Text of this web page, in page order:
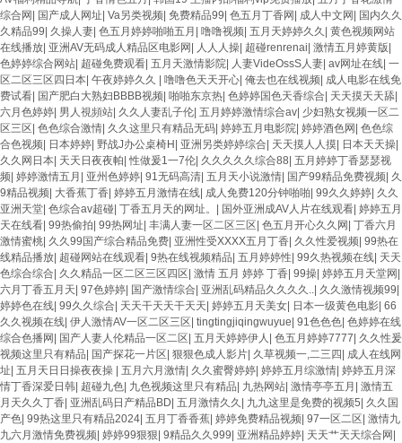
综合网| 国产成人网址| Va另类视频| 免费精品99| 色五月丁香网| 成人中文网| 国内久久
久精品99| 久操人妻| 色五月婷婷啪啪五月 | 噜噜视频| 五月天婷婷久久 | 黄色视频网站
在线播放| 亚洲AV无码成人精品区电影网| 人人人操| 超碰renrenai| 激情五月婷黄版|
色婷婷综合网站| 超碰免费观看| 五月天激情影院| 人妻VideOssS人妻| av网址在线| 一
区二区三区四日本| 午夜婷婷久久 | 噜噜色天天开心| 俺去也在线视频| 成人电影在线免
费试看| 国产肥白大熟妇BBBB视频| 啪啪东京热| 色婷婷国色天香综合| 天天摸天天舔|
六月色婷婷| 男人視頻站| 久久人妻乱子伦| 五月婷婷激情综合av| 少妇熟女视频一区二
区三区| 色色综合激情| 久久这里只有精品无码| 婷婷五月电影院| 婷婷酒色网| 色色综
合色视频| 日本婷婷| 野战J办公桌椅H| 亚洲另类婷婷综合| 天天摸人人摸| 日本天天操|
久久网日本| 天天日夜夜帕|性做爰1一7伦| 久久久久久综合88| 五月婷婷丁香瑟瑟视
频| 婷婷激情五月 | 亚州色婷婷| 91无码高清| 五月天小说激情| 国产99精品免费视频| 久
9精品视频| 大香蕉丁香| 婷婷五月激情在线| 成人免费120分钟啪啪| 99久久婷婷| 久久
亚洲天堂| 色综合av超碰| 丁香五月天的网址。 | 国外亚洲成AV人片在线观看| 婷婷五月
天在线看| 99热偷拍| 99热网址| 丰满人妻一区二区三区| 色五月开心久久网| 丁香六月
激情蜜桃| 久久99国产综合精品免费| 亚洲性受XXXX五月丁香| 久久性爱视频| 99热在
线精品播放| 超碰网站在线观看| 9热在线视频精品| 五月婷婷性| 99久热视频在线| 天天
色综合综合| 久久精品一区二区三区四区| 激情 五月 婷婷 丁香| 99操| 婷婷五月天堂网|
六月丁香五月天| 97色婷婷| 国产激情综合| 亚洲乱码精品久久久久.. | 久久激情视频99|
婷婷色在线| 99久久综合| 天天干天天干天天| 婷婷五月天美女| 日本一级黄色电影| 66
久久视频在线| 伊人激情AV一区二区三区| tingtingjiqingwuyue| 91色色色| 色婷婷在线
综合色播网| 国产人妻人伦精品一区二区| 五月天婷婷伊人 | 色五月婷婷7777| 久久性爰
视频这里只有精品| 国产探花一片区| 狠狠色成人影片| 久草视频一,二三四| 成人在线网
址| 五月天日日操夜夜操 | 五月六月激情| 久久蜜臀婷婷| 婷婷五月综激情| 婷婷五月深
情丁香深爱日韩| 超碰九色| 九色视频这里只有精品| 九热网站| 激情亭亭五月 | 激情五
月天久久丁香| 亚洲乱码日产精品BD| 五月激情久久 | 九九这里是免费的视频5| 久久国
产色| 99热这里只有精品2024| 五月丁香香蕉| 婷婷免费精品视频| 97一区二区| 激情九
九六月激情免费视频| 婷婷99狠狠| 9精品久久999| 亚洲精品婷婷| 天天艹天天综合网|